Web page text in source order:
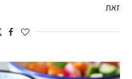
זאת